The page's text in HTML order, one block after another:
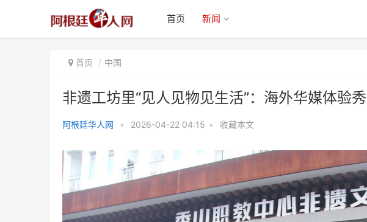
首页 新闻
首页 中国
非遗工坊里“见人见物见生活”：海外华媒体验
阿根廷华人网 • 2026-04-22 04:15 • 收藏本文
外华媒体验秀山职教中